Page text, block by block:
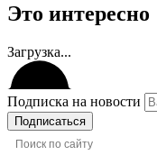
Это интересно
Загрузка...
Подписка на новости
Подписаться